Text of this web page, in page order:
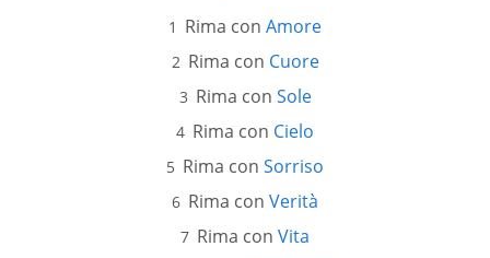
Rima con Amore
Rima con Cuore
Rima con Sole
Rima con Cielo
Rima con Sorriso
Rima con Verità
Rima con Vita